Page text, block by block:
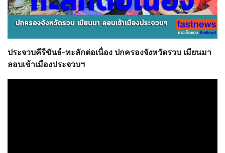
ประจวบคีรีขันธ์-ทะลักต่อเนื่อง ปกครองจังหวัดรวบ เมียนมา
ลอบเข้าเมืองประจวบฯ